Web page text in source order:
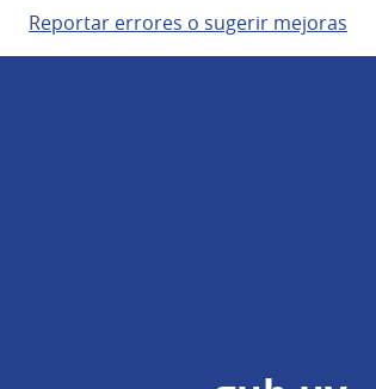
Reportar errores o sugerir mejoras